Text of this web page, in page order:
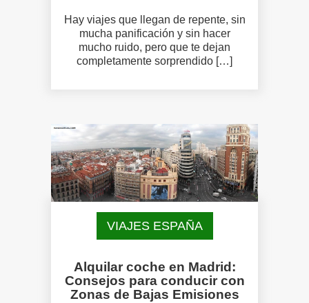
Hay viajes que llegan de repente, sin
mucha panificación y sin hacer
mucho ruido, pero que te dejan
completamente sorprendido […]
VIAJES ESPAÑA
Alquilar coche en Madrid:
Consejos para conducir con
Zonas de Bajas Emisiones